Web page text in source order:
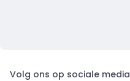
Volg ons op sociale media